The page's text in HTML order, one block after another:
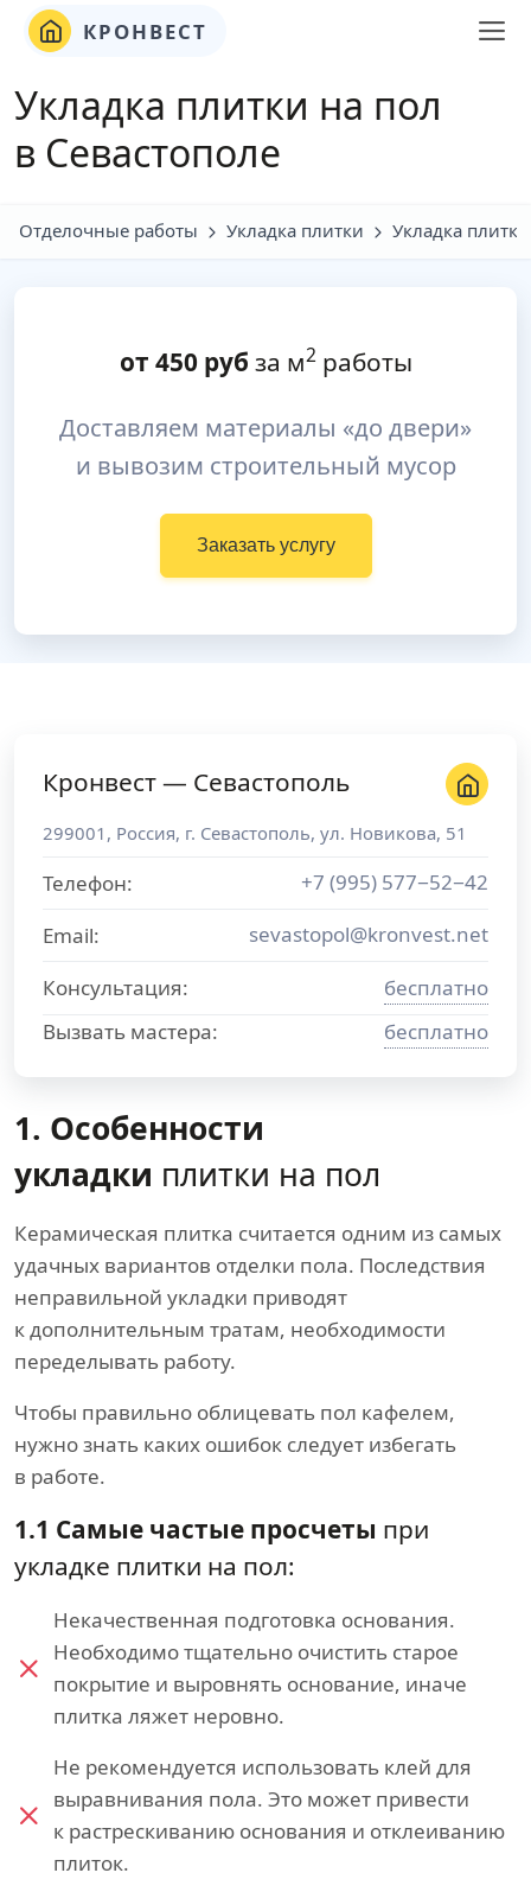
КРОНВЕСТ
Укладка плитки на пол
в Севастополе
Отделочные работы Укладка плитки Укладка
от 450руб за м2работы
Доставляем материалы «до двери»
и вывозим строительный мусор
Заказать услугу
1. Особенности
укладки плитки на пол
Керамическая плитка считается одним из самых
удачных вариантов отделки пола. Последствия
неправильной укладки приводят
к дополнительным тратам, необходимости
переделывать работу.
Чтобы правильно облицевать пол кафелем,
нужно знать каких ошибок следует избегать
в работе.
Кронвест — Севастополь
299001 , Россия, г. Севастополь, ул. Новикова, 51
Телефон:
+7 (995) 577−52−42
Email:
sevastopol@kronvest.net
Консультация:
бесплатно
Вызвать мастера:
бесплатно
1.1 Самые частые просчеты при
укладке плитки на пол:
Некачественная подготовка основания.
Необходимо тщательно очистить старое
покрытие и выровнять основание, иначе
плитка ляжет неровно.
Не рекомендуется использовать клей для
выравнивания пола. Это может привести
к растрескиванию основания и отклеиванию
плиток.